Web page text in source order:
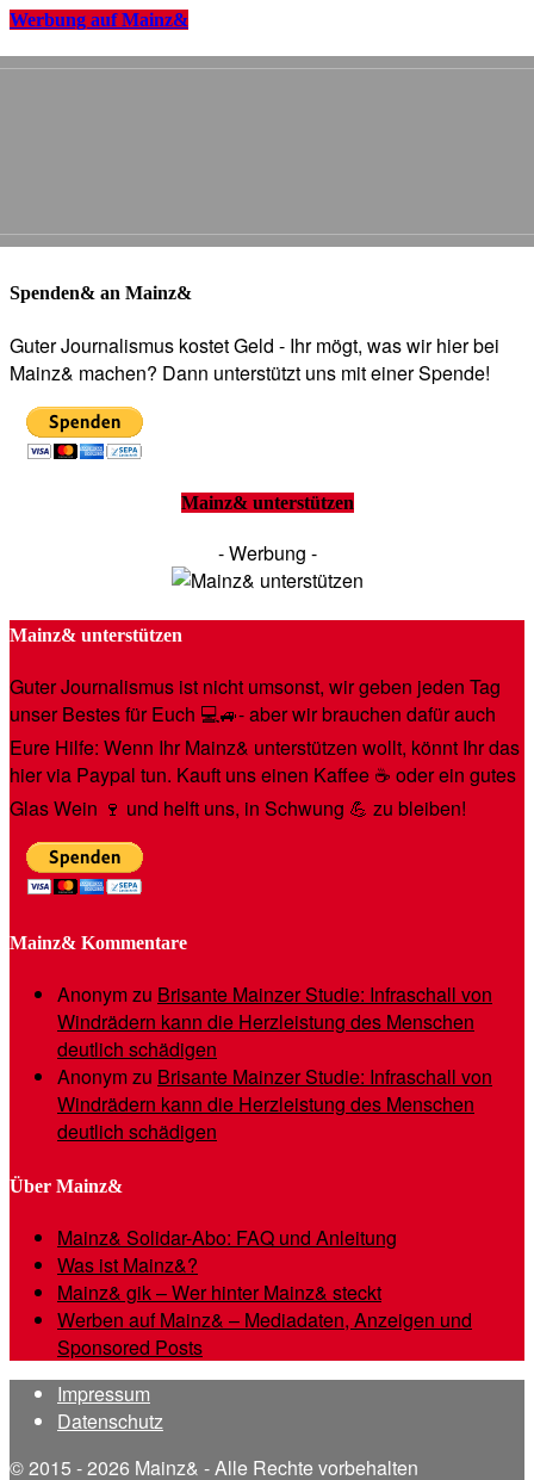
Werbung auf Mainz&
Spenden& an Mainz&
Guter Journalismus kostet Geld - Ihr mögt, was wir hier bei
Mainz& machen? Dann unterstützt uns mit einer Spende!
Mainz& unterstützen
- Werbung -
Mainz& unterstützen
Guter Journalismus ist nicht umsonst, wir geben jeden Tag
unser Bestes für Euch 💻🚙- aber wir brauchen dafür auch
Eure Hilfe: Wenn Ihr Mainz& unterstützen wollt, könnt Ihr das
hier via Paypal tun. Kauft uns einen Kaffee ☕️ oder ein gutes
Glas Wein 🍷 und helft uns, in Schwung 💪 zu bleiben!
Mainz& Kommentare
Anonymzu Brisante Mainzer Studie: Infraschall von
Windrädern kann die Herzleistung des Menschen
deutlich schädigen
Anonymzu Brisante Mainzer Studie: Infraschall von
Windrädern kann die Herzleistung des Menschen
deutlich schädigen
Über Mainz&
Mainz& Solidar-Abo: FAQ und Anleitung
Was ist Mainz&?
Mainz& gik – Wer hinter Mainz& steckt
Werben auf Mainz& – Mediadaten, Anzeigen und
Sponsored Posts
Impressum
Datenschutz
© 2015 - 2026 Mainz& - Alle Rechte vorbehalten